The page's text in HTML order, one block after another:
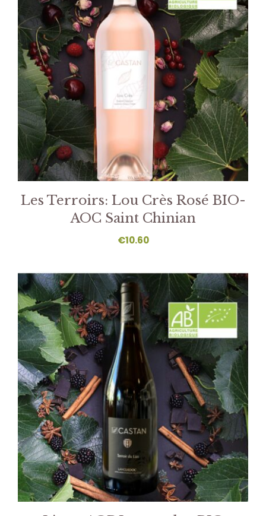
Les Terroirs: Lou Crès Rosé BIO-
AOC Saint Chinian
€10.60